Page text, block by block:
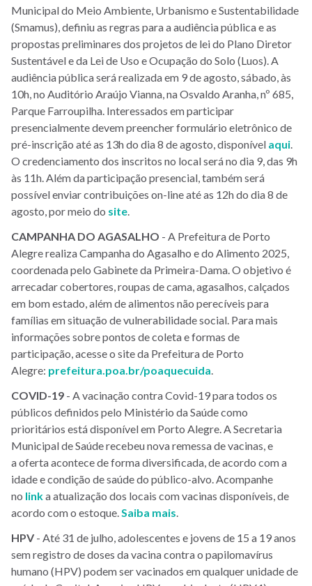
Municipal do Meio Ambiente, Urbanismo e Sustentabilidade
(Smamus), definiu as regras para a audiência pública e as
propostas preliminares dos projetos de lei do Plano Diretor
Sustentável e da Lei de Uso e Ocupação do Solo (Luos). A
audiência pública será realizada em 9 de agosto, sábado, às
10h, no Auditório Araújo Vianna, na Osvaldo Aranha, nº 685,
Parque Farroupilha. Interessados em participar
presencialmente devem preencher formulário eletrônico de
pré-inscrição até as 13h do dia 8 de agosto, disponível aqui
O credenciamento dos inscritos no local será no dia 9, das 9h
às 11h. Além da participação presencial, também será
possível enviar contribuições on-line até as 12h do dia 8 de
agosto, por meio do site
CAMPANHA DO AGASALHO - A Prefeitura de Porto
Alegre realiza Campanha do Agasalho e do Alimento 2025,
coordenada pelo Gabinete da Primeira-Dama. O objetivo é
arrecadar cobertores, roupas de cama, agasalhos, calçados
em bom estado, além de alimentos não perecíveis para
famílias em situação de vulnerabilidade social. Para mais
informações sobre pontos de coleta e formas de
participação, acesse o site da Prefeitura de Porto
Alegre: prefeitura.poa.br/poaquecuida
COVID-19 - A vacinação contra Covid-19 para todos os
públicos definidos pelo Ministério da Saúde como
prioritários está disponível em Porto Alegre. A Secretaria
Municipal de Saúde recebeu nova remessa de vacinas, e
a oferta acontece de forma diversificada, de acordo com a
idade e condição de saúde do público-alvo. Acompanhe
no linka atualização dos locais com vacinas disponíveis, de
acordo com o estoque. Saiba mais
HPV - Até 31 de julho, adolescentes e jovens de 15 a 19 anos
sem registro de doses da vacina contra o papilomavírus
humano (HPV) podem ser vacinados em qualquer unidade de